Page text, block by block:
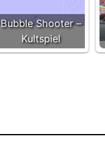
Bubble Shooter –
Kultspiel